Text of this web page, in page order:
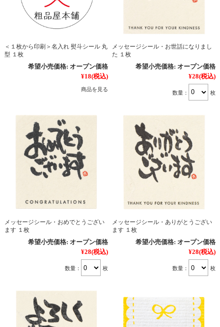
＜１枚から印刷＞名入れ 熨斗シール 丸
型 １枚
希望小売価格: オープン価格
¥18(税込)
商品を見る
メッセージシール・お世話になりまし
た １枚
希望小売価格: オープン価格
¥28(税込)
数量： 枚
メッセージシール・おめでとうござい
ます １枚
希望小売価格: オープン価格
¥28(税込)
数量： 枚
メッセージシール・ありがとうござい
ます １枚
希望小売価格: オープン価格
¥28(税込)
数量： 枚